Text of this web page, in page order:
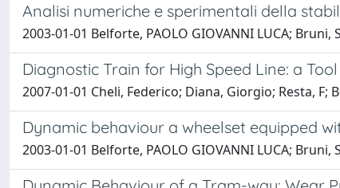
Analisi numeriche e sperimentali della
2003-01-01 Belforte, PAOLO GIOVANNI LUCA;
Diagnostic Train for High Speed Line: a
2007-01-01 Cheli, Federico; Diana, Giorgio; Resta, F;
Dynamic behaviour a wheelset equipped
2003-01-01 Belforte, PAOLO GIOVANNI LUCA;